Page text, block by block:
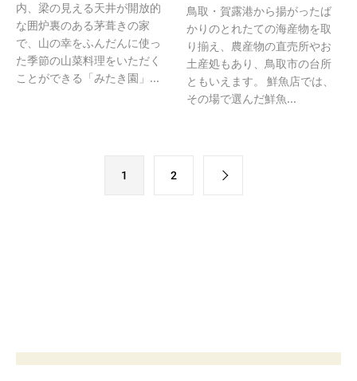
内、梁の見える天井が開放的
な囲炉裏のある茅葺きの家
で、山の幸をふんだんに使っ
た季節の山菜料理をいただく
ことができる「みたき園」...
鳥取・賀露港から揚がったば
かりのとれたての海産物を取
り揃え、農産物の直売所やお
土産処もあり、鳥取市の台所
ともいえます。 鮮魚店では、
その場で選んだ鮮魚...
1 2